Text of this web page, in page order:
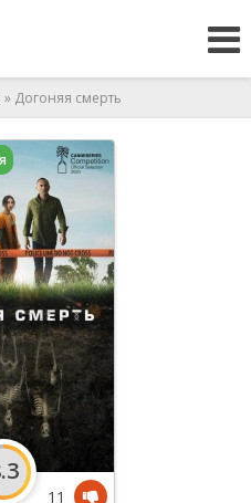
» Догоняя смерть
11